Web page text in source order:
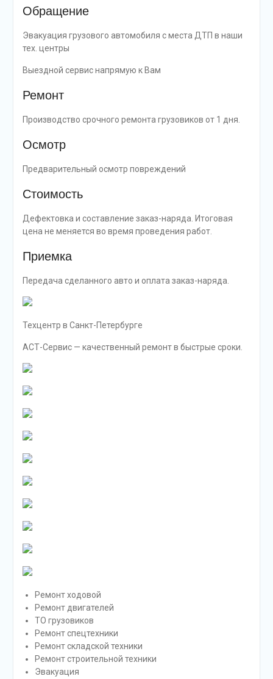
Обращение
Эвакуация грузового автомобиля с места ДТП в наши
тех. центры
Выездной сервис напрямую к Вам
Ремонт
Производство срочного ремонта грузовиков от 1 дня.
Осмотр
Предварительный осмотр повреждений
Стоимость
Дефектовка и составление заказ-наряда. Итоговая
цена не меняется во время проведения работ.
Приемка
Передача сделанного авто и оплата заказ-наряда.
Техцентр в Санкт-Петербурге
АСТ-Сервис — качественный ремонт в быстрые сроки.
Ремонт ходовой
Ремонт двигателей
ТО грузовиков
Ремонт спецтехники
Ремонт складской техники
Ремонт строительной техники
Эвакуация